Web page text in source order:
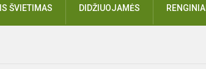
ŠVIETIMAS DIDŽIUOJAMĖS RENGINIAI